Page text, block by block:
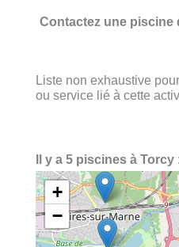
Contactez une piscine
Liste non exhaustive
ou service lié à cette
Il y a 5 piscines à Torcy
+
−